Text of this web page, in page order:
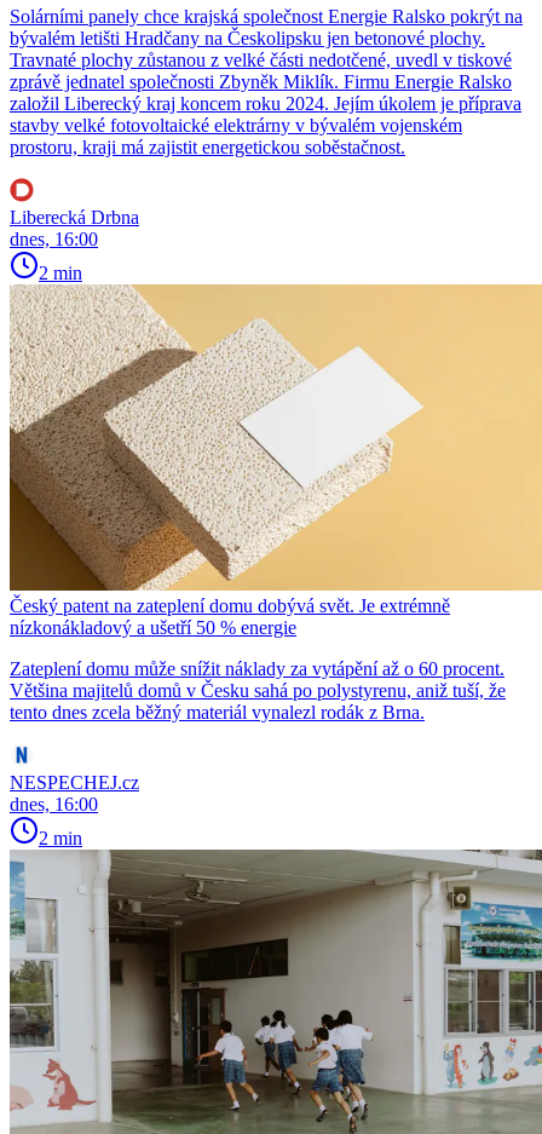
Solárními panely chce krajská společnost Energie Ralsko pokrýt na
bývalém letišti Hradčany na Českolipsku jen betonové plochy.
Travnaté plochy zůstanou z velké části nedotčené, uvedl v tiskové
zprávě jednatel společnosti Zbyněk Miklík. Firmu Energie Ralsko
založil Liberecký kraj koncem roku 2024. Jejím úkolem je příprava
stavby velké fotovoltaické elektrárny v bývalém vojenském
prostoru, kraji má zajistit energetickou soběstačnost.
Liberecká Drbna
dnes, 16:00
2 min
Český patent na zateplení domu dobývá svět. Je extrémně
nízkonákladový a ušetří 50 % energie
Zateplení domu může snížit náklady za vytápění až o 60 procent.
Většina majitelů domů v Česku sahá po polystyrenu, aniž tuší, že
tento dnes zcela běžný materiál vynalezl rodák z Brna.
NESPECHEJ.cz
dnes, 16:00
2 min